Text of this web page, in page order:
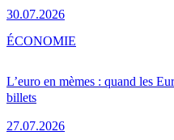
30.07.2026
L’euro en mèmes : quand les
billets
27.07.2026
ÉCONOMIE